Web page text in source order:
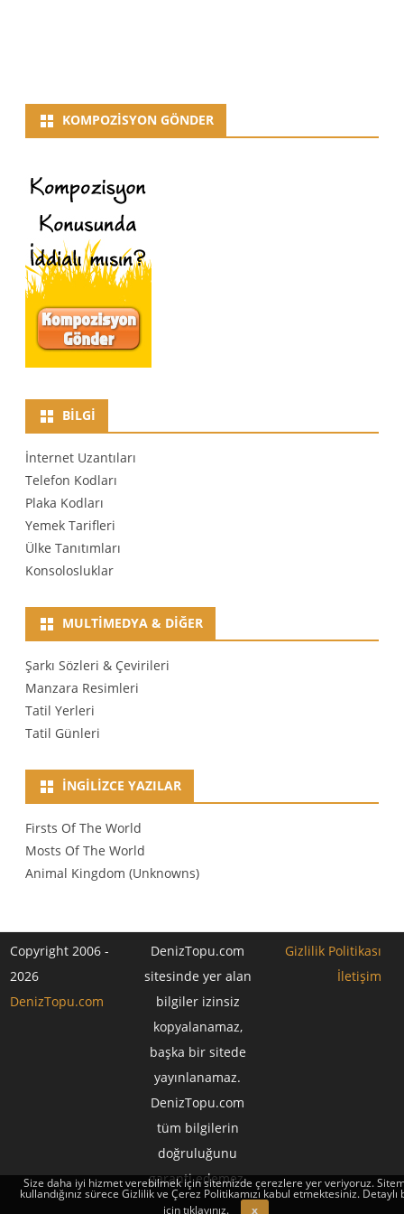
KOMPOZISYON GÖNDER
BILGI
İnternet Uzantıları
Telefon Kodları
Plaka Kodları
Yemek Tarifleri
Ülke Tanıtımları
Konsolosluklar
MULTIMEDYA & DIĞER
Şarkı Sözleri & Çevirileri
Manzara Resimleri
Tatil Yerleri
Tatil Günleri
İNGILIZCE YAZILAR
Firsts Of The World
Mosts Of The World
Animal Kingdom (Unknowns)
Copyright 2006 -
2026
DenizTopu.com
DenizTopu.com
sitesinde yer alan
bilgiler izinsiz
kopyalanamaz,
başka bir sitede
yayınlanamaz.
DenizTopu.com
tüm bilgilerin
doğruluğunu
garanti edemez.
Gizlilik Politikası
İletişim
Size daha iyi hizmet verebilmek için sitemizde çerezlere yer veriyoruz.
kullandığınız sürece Gizlilik ve Çerez Politikamızı kabul etmektesiniz. Detaylı
içintıklayınız. x